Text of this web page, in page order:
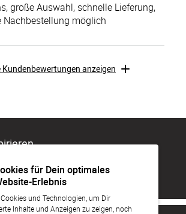
für Dein optimales
Erlebnis
und Technologien, um Dir
Inhalte und Anzeigen zu zeigen, noch
große Auswahl, schnelle Lieferung,
Nachbestellung möglich
Kundenbewertungen anzeigen